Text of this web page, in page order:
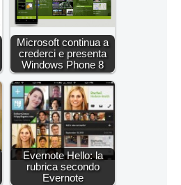
Microsoft continua a
crederci e presenta
Windows Phone 8
Evernote Hello: la
rubrica secondo
Evernote